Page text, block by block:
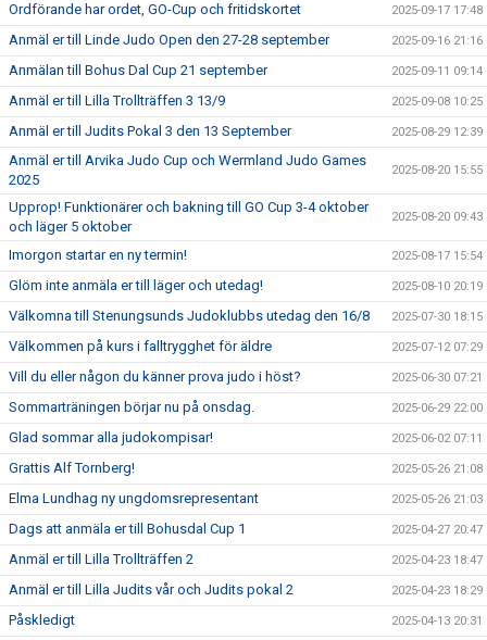
Ordförande har ordet, GO-Cup och fritidskortet 2025-09-17 17:48
Anmäl er till Linde Judo Open den 27-28 september 2025-09-16 21:16
Anmälan till Bohus Dal Cup 21 september 2025-09-11 09:14
Anmäl er till Lilla Trollträffen 3 13/9 2025-09-08 10:25
Anmäl er till Judits Pokal 3 den 13 September 2025-08-29 12:39
Anmäl er till Arvika Judo Cup och Wermland Judo Games
2025
2025-08-20 15:55
Upprop! Funktionärer och bakning till GO Cup 3-4 oktober
och läger 5 oktober
2025-08-20 09:43
Imorgon startar en ny termin! 2025-08-17 15:54
Glöm inte anmäla er till läger och utedag! 2025-08-10 20:19
Välkomna till Stenungsunds Judoklubbs utedag den 16/8 2025-07-30 18:15
Välkommen på kurs i falltrygghet för äldre 2025-07-12 07:29
Vill du eller någon du känner prova judo i höst? 2025-06-30 07:21
Sommarträningen börjar nu på onsdag. 2025-06-29 22:00
Glad sommar alla judokompisar! 2025-06-02 07:11
Grattis Alf Tornberg! 2025-05-26 21:08
Elma Lundhag ny ungdomsrepresentant 2025-05-26 21:03
Dags att anmäla er till Bohusdal Cup 1 2025-04-27 20:47
Anmäl er till Lilla Trollträffen 2 2025-04-23 18:47
Anmäl er till Lilla Judits vår och Judits pokal 2 2025-04-23 18:29
Påskledigt 2025-04-13 20:31